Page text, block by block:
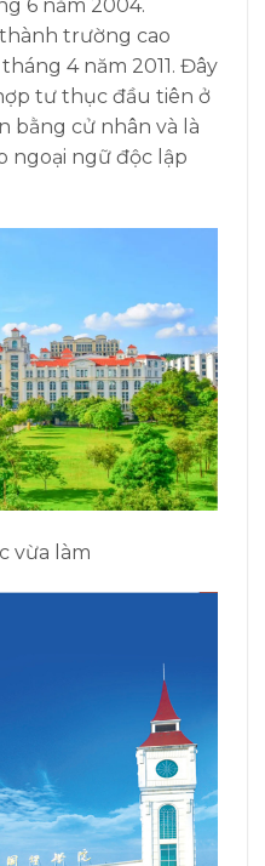
6 năm 2004.
trường cao
4 năm 2011. Đây
tư thục đầu tiên ở
bằng cử nhân và là
ngoại ngữ độc lập